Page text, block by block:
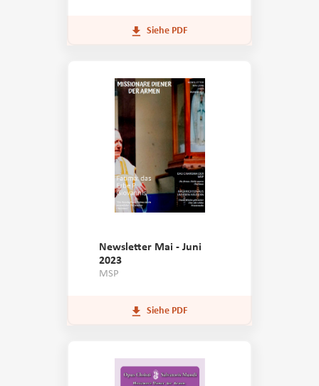
Siehe PDF
Newsletter Mai - Juni
2023
MSP
Siehe PDF